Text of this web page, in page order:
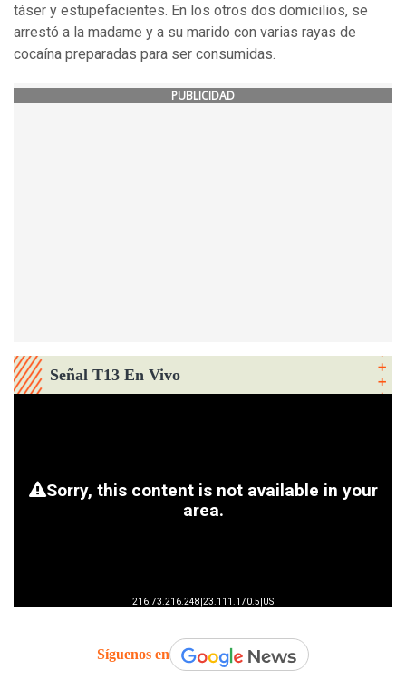
táser y estupefacientes. En los otros dos domicilios, se
arrestó a la madame y a su marido con varias rayas de
cocaína preparadas para ser consumidas.
PUBLICIDAD
Señal T13 En Vivo
Síguenos en